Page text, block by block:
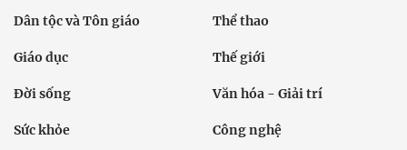
Dân tộc và Tôn giáo Thể thao
Giáo dục Thế giới
Đời sống Văn hóa - Giải trí
Sức khỏe Công nghệ